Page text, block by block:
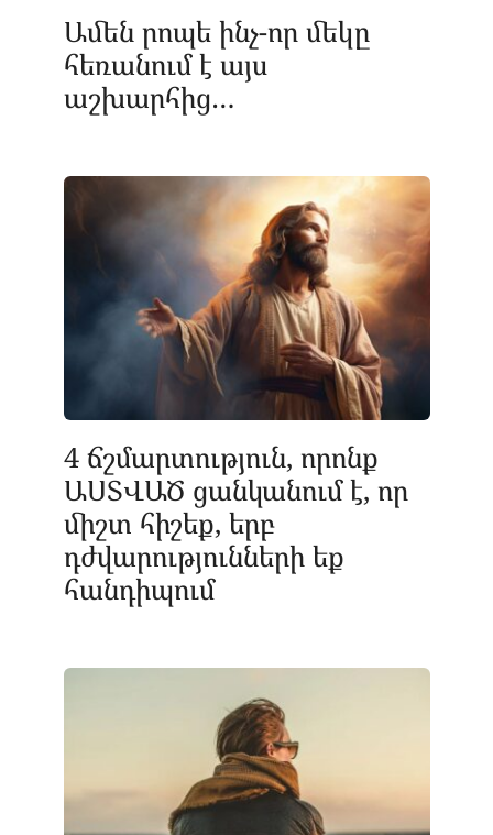
Ամեն րոպե ինչ-որ մեկը
հեռանում է այս
աշխարհից…
4 ճշմարտություն, որոնք
ԱՍՏՎԱԾ ցանկանում է, որ
միշտ հիշեք, երբ
դժվարությունների եք
հանդիպում